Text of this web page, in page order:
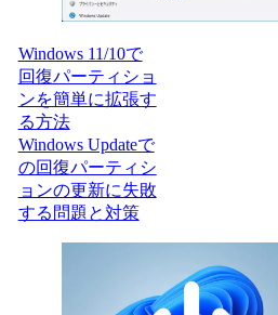
Windows 11/10で
回復パーティショ
ンを簡単に拡張す
る方法
Windows Updateで
の回復パーティシ
ョンの更新に失敗
する問題と対策